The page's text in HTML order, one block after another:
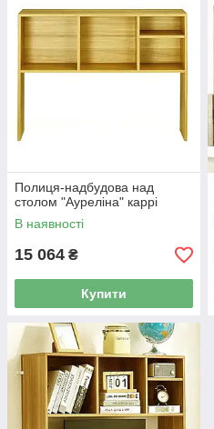
Полиця-надбудова над
столом "Ауреліна" каррі
В наявності
15 064 ₴
Купити